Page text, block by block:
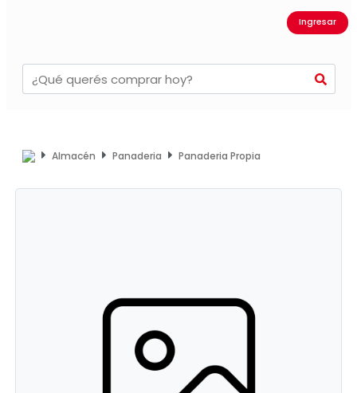
Ingresar
Almacén Panaderia Panaderia Propia